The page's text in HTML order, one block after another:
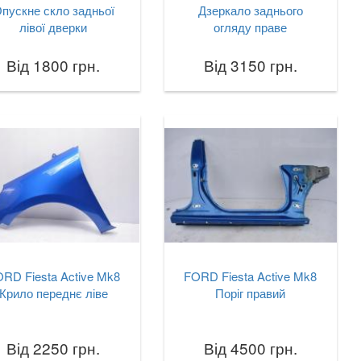
скло задньої
лівої дверки
Від 1800 грн.
Дзеркало заднього
огляду праве
Від 3150 грн.
Fiesta Active Mk8
переднє ліве
Від 2250 грн.
FORD Fiesta Active Mk8
Поріг правий
Від 4500 грн.